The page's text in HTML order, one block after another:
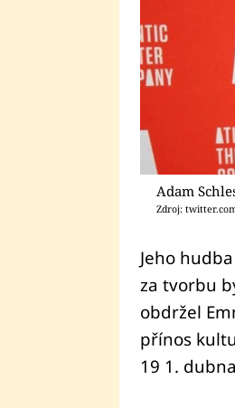
Adam
Zdroj:
Jeho
za tvorbu
obdržel
přínos
19 1.